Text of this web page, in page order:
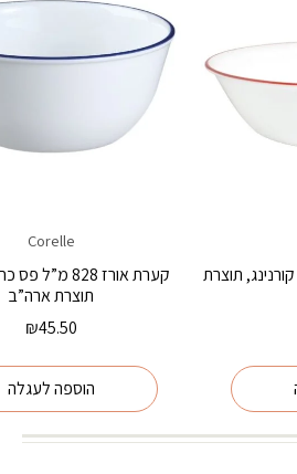
קורנינג, תוצרת
Corelle
קערת אורז 828
תוצרת ארה”ב
₪45.50
הוספה לעגלה